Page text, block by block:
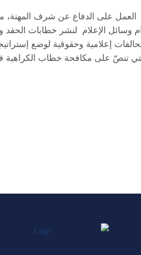
العمل على الدفاع عن شرف المهنة،
وسائل الإعلام لنشر خطابات الحقد
إعلامية وحقوقية لوضع
تنصّ على مكافحة خطاب الكراهية